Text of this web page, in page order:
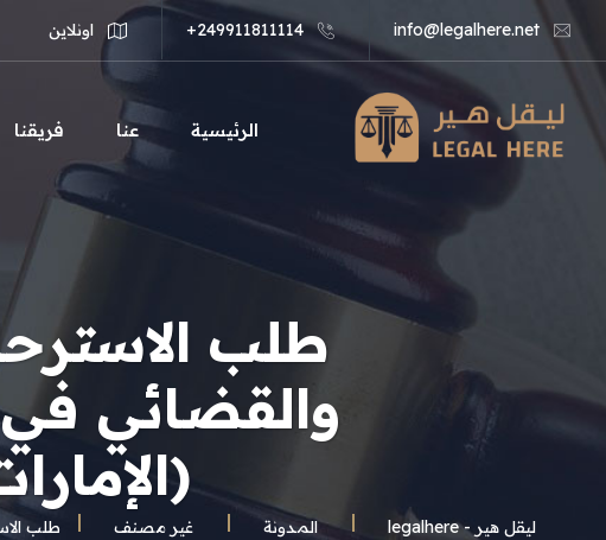
info@legalhere.net
249911811114+ اونلاين
الرئيسية عنا فريقنا
طلب
والقضائي
ليقل هير - legalhere المـدونة غير مصنف طلب